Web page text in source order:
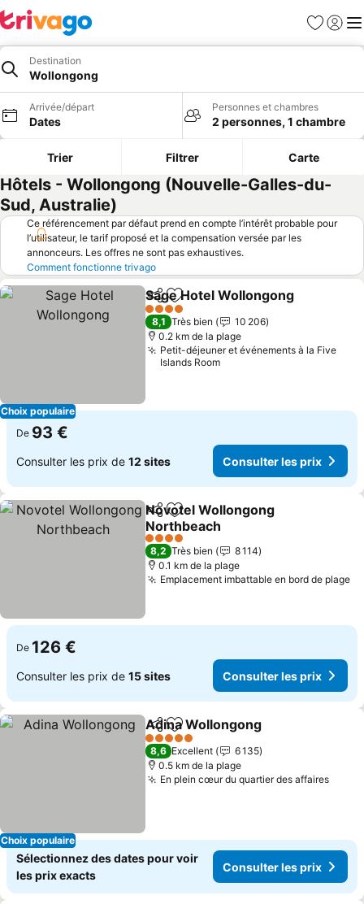
Favoris
Se
Destination
Wollongong
Arrivée/départ
Dates
Personnes et chambres
2 personnes, 1 chambre
Trier Filtrer Carte
Hôtels - Wollongong (Nouvelle-Galles-du-
Sud, Australie)
Ce référencement par défaut prend en compte l’intérêt probable pour
l’utilisateur, le tarif proposé et la compensation versée par les
annonceurs. Les offres ne sont pas exhaustives.
Comment fonctionne trivago
Choix populaire
PartagerAjouter à mes favoris
Sage Hotel Wollongong
4 Étoiles
8,1 Très bien
10 206
0.2 km de la plage
Petit-déjeuner et événements à la Five
Islands Room
De 93 €
Consulter les prix de 12 sites Consulter les prix
PartagerAjouter à mes favoris
Novotel Wollongong
Northbeach
4 Étoiles
8,2 Très bien
8 114
0.1 km de la plage
Emplacement imbattable en bord de plage
De 126 €
Consulter les prix de 15 sites Consulter les prix
Choix populaire
PartagerAjouter à mes favoris
Adina Wollongong
5 Étoiles
8,6 Excellent
6 135
0.5 km de la plage
En plein cœur du quartier des affaires
Sélectionnez des dates pour voir
les prix exacts
Consulter les prix